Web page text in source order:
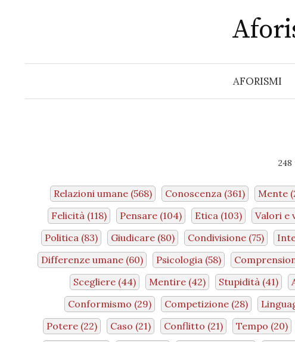
AFORISMI
Relazioni umane (568) Conoscenza (361) Mente
Felicità (118) Pensare (104) Etica (103) Valori e
Politica (83) Giudicare (80) Condivisione (75)
Differenze umane (60) Psicologia (58)
Scegliere (44) Mentire (42) Stupidità (41)
Conformismo (29) Competizione (28)
Potere (22) Caso (21) Conflitto (21) Tempo (20)